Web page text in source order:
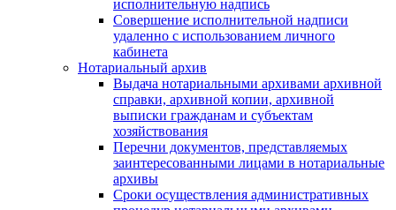
исполнительную надпись
Совершение исполнительной надписи
удаленно с использованием личного
кабинета
Нотариальный архив
Выдача нотариальными архивами архивной
справки, архивной копии, архивной
выписки гражданам и субъектам
хозяйствования
Перечни документов, представляемых
заинтересованными лицами в нотариальные
архивы
Сроки осуществления административных